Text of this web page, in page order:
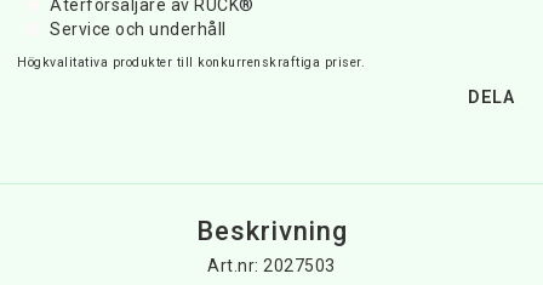
Återförsäljare av RUCK®
Service och underhåll
Högkvalitativa produkter till konkurrenskraftiga priser.
DELA
Beskrivning
Art.nr: 2027503